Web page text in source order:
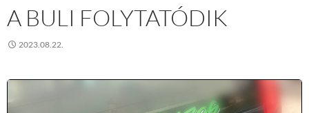
A BULI FOLYTATÓDIK
2023.08.22.